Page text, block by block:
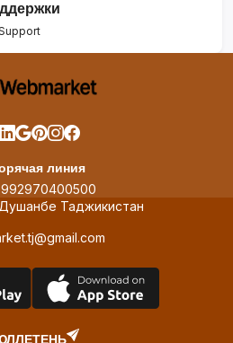
линия
Таджикистан